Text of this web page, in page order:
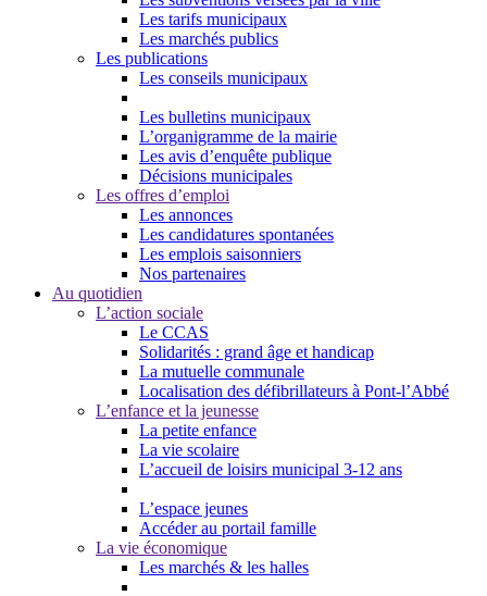
Les tarifs municipaux
Les marchés publics
Les publications
Les conseils municipaux
Les bulletins municipaux
L’organigramme de la mairie
Les avis d’enquête publique
Décisions municipales
Les offres d’emploi
Les annonces
Les candidatures spontanées
Les emplois saisonniers
Nos partenaires
Au quotidien
L’action sociale
Le CCAS
Solidarités : grand âge et handicap
La mutuelle communale
Localisation des défibrillateurs à Pont-l’Abbé
L’enfance et la jeunesse
La petite enfance
La vie scolaire
L’accueil de loisirs municipal 3-12 ans
L’espace jeunes
Accéder au portail famille
La vie économique
Les marchés & les halles